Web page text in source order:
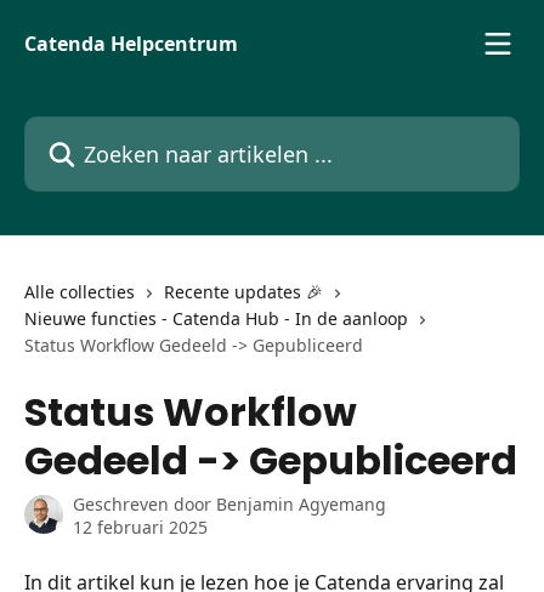
Catenda Helpcentrum
Zoeken naar artikelen ...
Alle collecties
Recente updates 🎉
Nieuwe functies - Catenda Hub - In de aanloop
Status Workflow Gedeeld -> Gepubliceerd
Status Workflow
Gedeeld -> Gepubliceerd
Geschreven door Benjamin Agyemang
12 februari 2025
In dit artikel kun je lezen hoe je Catenda ervaring zal